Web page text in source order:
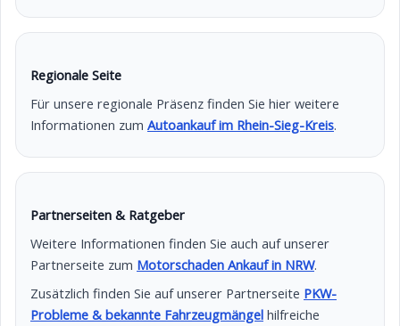
Regionale Seite
Für unsere regionale Präsenz finden Sie hier weitere
Informationen zum Autoankauf im Rhein-Sieg-Kreis.
Partnerseiten & Ratgeber
Weitere Informationen finden Sie auch auf unserer
Partnerseite zum Motorschaden Ankauf in NRW.
Zusätzlich finden Sie auf unserer Partnerseite PKW-
Probleme & bekannte Fahrzeugmängel hilfreiche